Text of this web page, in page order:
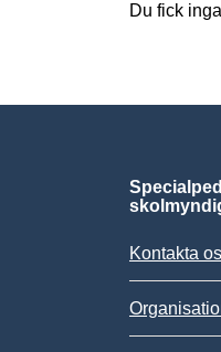
Du fick
Kontakta